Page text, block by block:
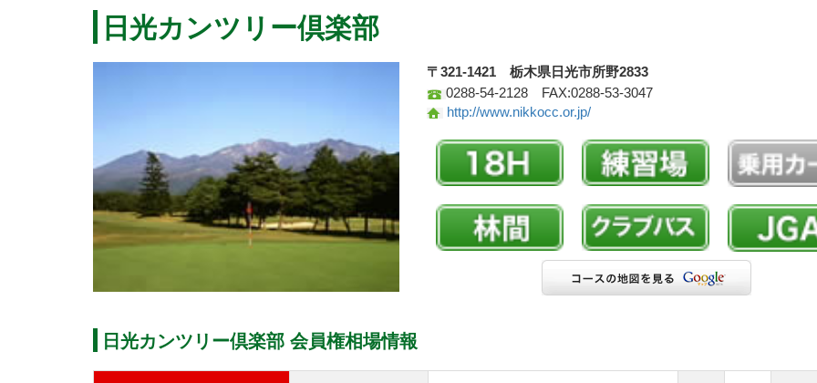
日光カンツリー倶楽部
〒321-1421 栃木県日光市所野2833
0288-54-2128 FAX:0288-53-3047
http://www.nikkocc.or.jp/
日光カンツリー倶楽部 会員権相場情報